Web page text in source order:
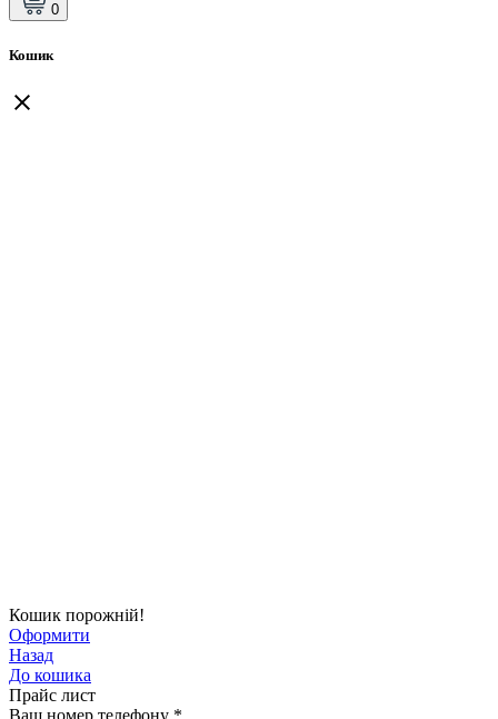
0
Кошик
Кошик порожній!
Оформити
Назад
До кошика
Прайс лист
Ваш номер телефону *